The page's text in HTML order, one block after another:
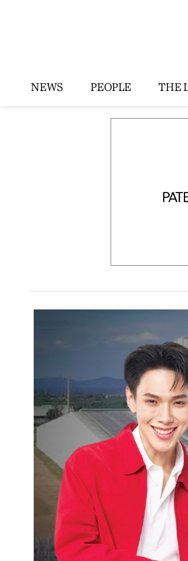
NEWS PEOPLE THE